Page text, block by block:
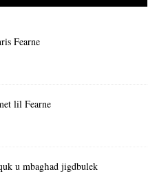
Fearne
lil Fearne
u mbagħad jigdbulek